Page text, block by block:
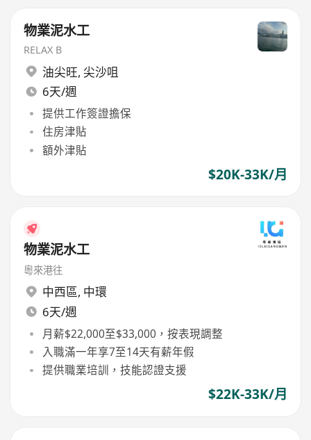
物業泥水工
RELAX B
油尖旺, 尖沙咀
6天/週
提供工作簽證擔保
住房津貼
額外津貼
$20K-33K/月
物業泥水工
粵來港往
中西區, 中環
6天/週
月薪$22,000至$33,000，按表現調整
入職滿一年享7至14天有薪年假
提供職業培訓，技能認證支援
$22K-33K/月